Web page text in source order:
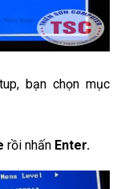
bạn chọn mục
rồi nhấnEnter.